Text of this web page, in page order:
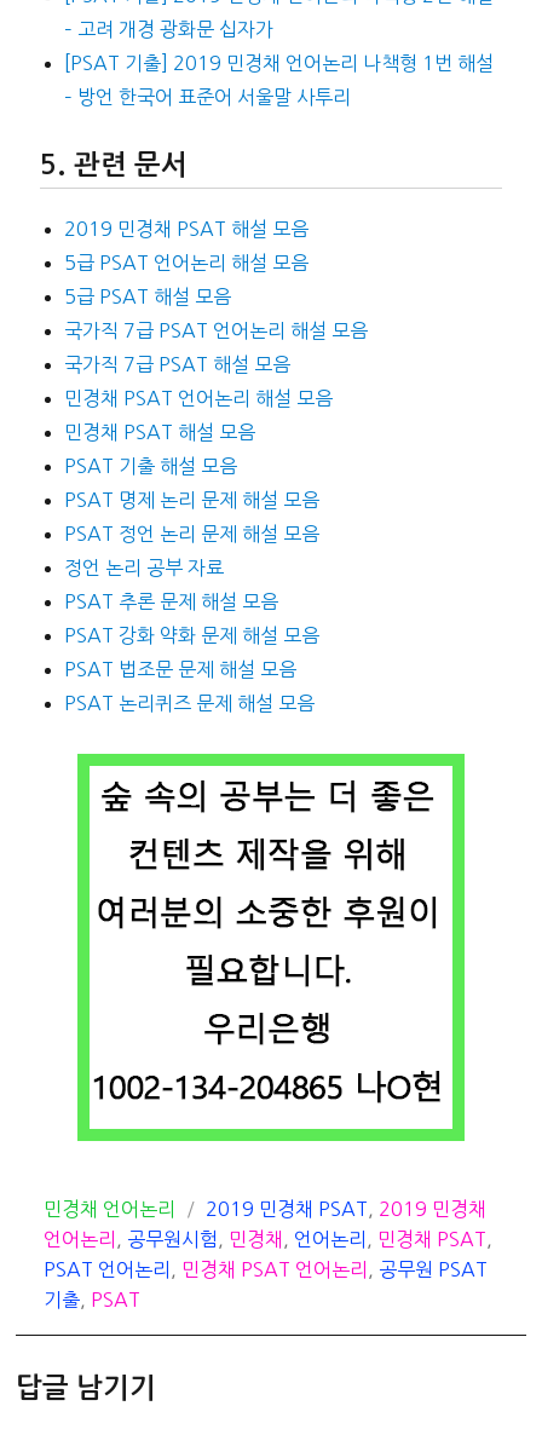
– 고려 개경 광화문 십자가
[PSAT 기출] 2019 민경채 언어논리 나책형 1번 해설
– 방언 한국어 표준어 서울말 사투리
관련 문서
2019 민경채 PSAT 해설 모음
5급 PSAT 언어논리 해설 모음
5급 PSAT 해설 모음
국가직 7급 PSAT 언어논리 해설 모음
국가직 7급 PSAT 해설 모음
민경채 PSAT 언어논리 해설 모음
민경채 PSAT 해설 모음
PSAT 기출 해설 모음
PSAT 명제 논리 문제 해설 모음
PSAT 정언 논리 문제 해설 모음
정언 논리 공부 자료
PSAT 추론 문제 해설 모음
PSAT 강화 약화 문제 해설 모음
PSAT 법조문 문제 해설 모음
PSAT 논리퀴즈 문제 해설 모음
카
테
고
리
민경채 언어논리
태
그
2019 민경채 PSAT
2019 민경채
언어논리
공무원시험 민경채 언어논리 민경채 PSAT
PSAT 언어논리
민경채 PSAT 언어논리
공무원 PSAT
기출
PSAT
답글 남기기